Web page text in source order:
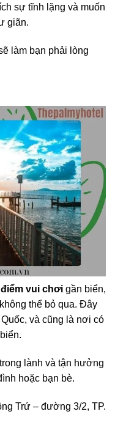
sự tĩnh lặng và muốn
giãn.
làm bạn phải lòng
vui chơi gần biển,
thể bỏ qua. Đây
và cũng là nơi có
lành và tận hưởng
hoặc bạn bè.
Trứ – đường 3/2, TP.